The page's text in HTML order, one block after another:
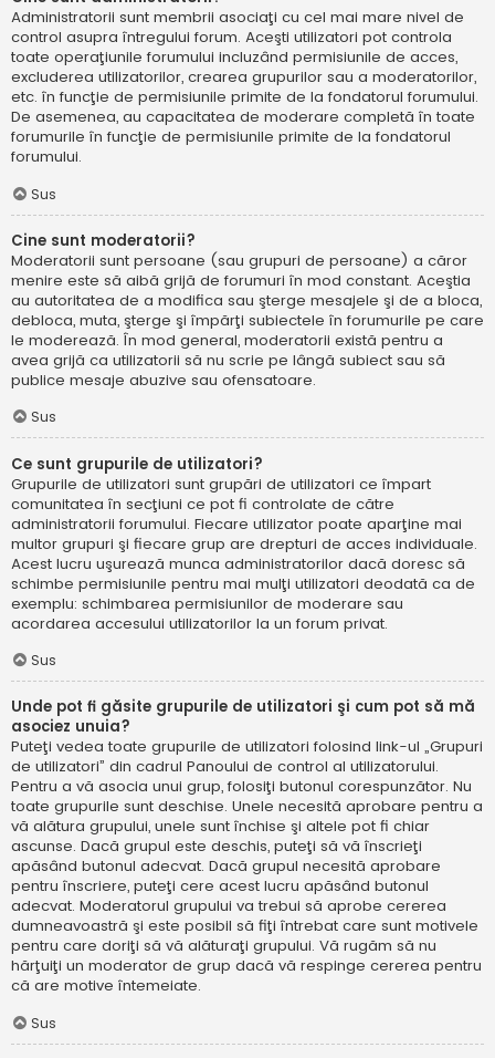
Administratorii sunt membrii asociaţi cu cel mai mare nivel de
control asupra întregului forum. Aceşti utilizatori pot controla
toate operaţiunile forumului incluzând permisiunile de acces,
excluderea utilizatorilor, crearea grupurilor sau a moderatorilor,
etc. în funcţie de permisiunile primite de la fondatorul forumului.
De asemenea, au capacitatea de moderare completă în toate
forumurile în funcţie de permisiunile primite de la fondatorul
forumului.
Sus
Cine sunt moderatorii?
Moderatorii sunt persoane (sau grupuri de persoane) a căror
menire este să aibă grijă de forumuri în mod constant. Aceştia
au autoritatea de a modifica sau şterge mesajele şi de a bloca,
debloca, muta, şterge şi împărţi subiectele în forumurile pe care
le moderează. În mod general, moderatorii există pentru a
avea grijă ca utilizatorii să nu scrie pe lângă subiect sau să
publice mesaje abuzive sau ofensatoare.
Sus
Ce sunt grupurile de utilizatori?
Grupurile de utilizatori sunt grupări de utilizatori ce împart
comunitatea în secţiuni ce pot fi controlate de către
administratorii forumului. Fiecare utilizator poate aparţine mai
multor grupuri şi fiecare grup are drepturi de acces individuale.
Acest lucru uşurează munca administratorilor dacă doresc să
schimbe permisiunile pentru mai mulţi utilizatori deodată ca de
exemplu: schimbarea permisiunilor de moderare sau
acordarea accesului utilizatorilor la un forum privat.
Sus
Unde pot fi găsite grupurile de utilizatori şi cum pot să mă
asociez unuia?
Puteţi vedea toate grupurile de utilizatori folosind link-ul „Grupuri
de utilizatori” din cadrul Panoului de control al utilizatorului.
Pentru a vă asocia unui grup, folosiţi butonul corespunzător. Nu
toate grupurile sunt deschise. Unele necesită aprobare pentru a
vă alătura grupului, unele sunt închise şi altele pot fi chiar
ascunse. Dacă grupul este deschis, puteţi să vă înscrieţi
apăsând butonul adecvat. Dacă grupul necesită aprobare
pentru înscriere, puteţi cere acest lucru apăsând butonul
adecvat. Moderatorul grupului va trebui să aprobe cererea
dumneavoastră şi este posibil să fiţi întrebat care sunt motivele
pentru care doriţi să vă alăturaţi grupului. Vă rugăm să nu
hărţuiţi un moderator de grup dacă vă respinge cererea pentru
că are motive întemeiate.
Sus